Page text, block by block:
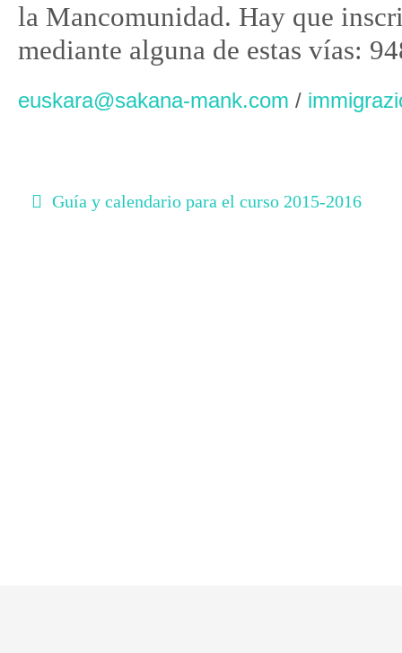
la Mancomunidad. Hay que
mediante alguna de estas vías:
euskara@sakana-mank.com /
Guía y calendario para el curso 2015-2016